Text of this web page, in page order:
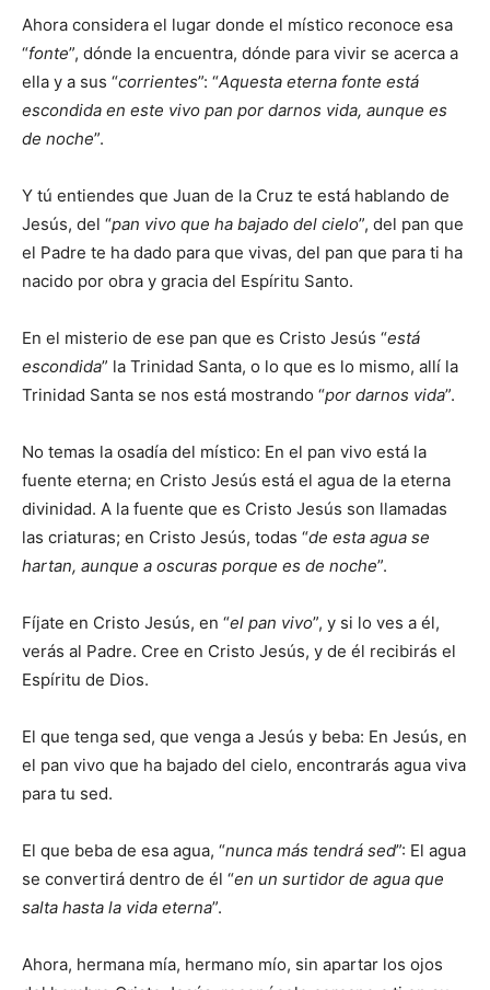
Ahora considera el lugar donde el místico reconoce esa
“fonte”, dónde la encuentra, dónde para vivir se acerca a
ella y a sus “corrientes”: “Aquesta eterna fonte está
escondida en este vivo pan por darnos vida, aunque es
de noche”.
Y tú entiendes que Juan de la Cruz te está hablando de
Jesús, del “pan vivo que ha bajado del cielo”, del pan que
el Padre te ha dado para que vivas, del pan que para ti ha
nacido por obra y gracia del Espíritu Santo.
En el misterio de ese pan que es Cristo Jesús “está
escondida” la Trinidad Santa, o lo que es lo mismo, allí la
Trinidad Santa se nos está mostrando “por darnos vida”.
No temas la osadía del místico: En el pan vivo está la
fuente eterna; en Cristo Jesús está el agua de la eterna
divinidad. A la fuente que es Cristo Jesús son llamadas
las criaturas; en Cristo Jesús, todas “de esta agua se
hartan, aunque a oscuras porque es de noche”.
Fíjate en Cristo Jesús, en “el pan vivo”, y si lo ves a él,
verás al Padre. Cree en Cristo Jesús, y de él recibirás el
Espíritu de Dios.
El que tenga sed, que venga a Jesús y beba: En Jesús, en
el pan vivo que ha bajado del cielo, encontrarás agua viva
para tu sed.
El que beba de esa agua, “nunca más tendrá sed”: El agua
se convertirá dentro de él “en un surtidor de agua que
salta hasta la vida eterna”.
Ahora, hermana mía, hermano mío, sin apartar los ojos